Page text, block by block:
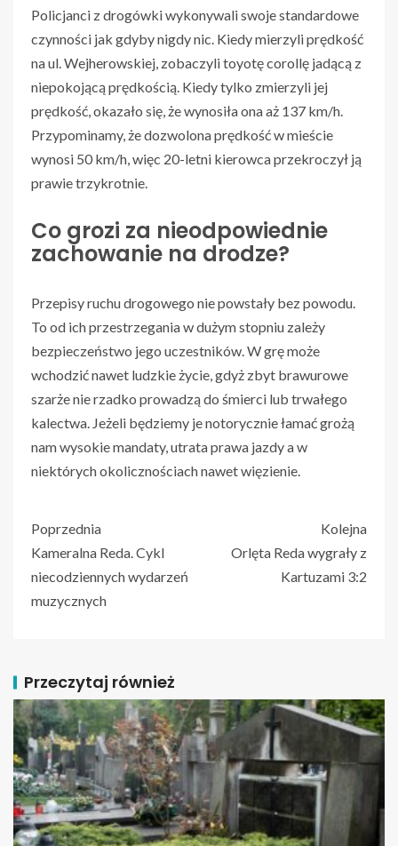
Policjanci z drogówki wykonywali swoje standardowe
czynności jak gdyby nigdy nic. Kiedy mierzyli prędkość
na ul. Wejherowskiej, zobaczyli toyotę corollę jadącą z
niepokojącą prędkością. Kiedy tylko zmierzyli jej
prędkość, okazało się, że wynosiła ona aż 137 km/h.
Przypominamy, że dozwolona prędkość w mieście
wynosi 50 km/h, więc 20-letni kierowca przekroczył ją
prawie trzykrotnie.
Co grozi za nieodpowiednie
zachowanie na drodze?
Przepisy ruchu drogowego nie powstały bez powodu.
To od ich przestrzegania w dużym stopniu zależy
bezpieczeństwo jego uczestników. W grę może
wchodzić nawet ludzkie życie, gdyż zbyt brawurowe
szarże nie rzadko prowadzą do śmierci lub trwałego
kalectwa. Jeżeli będziemy je notorycznie łamać grożą
nam wysokie mandaty, utrata prawa jazdy a w
niektórych okolicznościach nawet więzienie.
Poprzednia
Kameralna Reda. Cykl
niecodziennych wydarzeń
muzycznych
Kolejna
Orlęta Reda wygrały z
Kartuzami 3:2
Przeczytaj również